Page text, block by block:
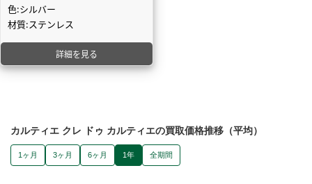
色:シルバー
材質:ステンレス
詳細を見る
カルティエ クレ ドゥ カルティエの買取価格推移（平均）
1ヶ月 3ヶ月 6ヶ月 1年 全期間